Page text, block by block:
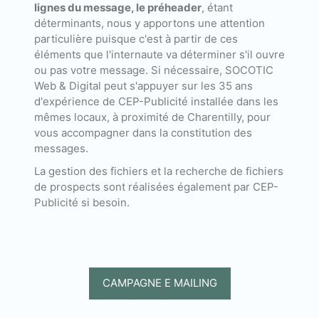
lignes du message, le préheader, étant
déterminants, nous y apportons une attention
particulière puisque c'est à partir de ces
éléments que l'internaute va déterminer s'il ouvre
ou pas votre message. Si nécessaire, SOCOTIC
Web & Digital peut s'appuyer sur les 35 ans
d'expérience de CEP-Publicité installée dans les
mêmes locaux, à proximité de Charentilly, pour
vous accompagner dans la constitution des
messages.
La gestion des fichiers et la recherche de fichiers
de prospects sont réalisées également par CEP-
Publicité si besoin.
CAMPAGNE E MAILING